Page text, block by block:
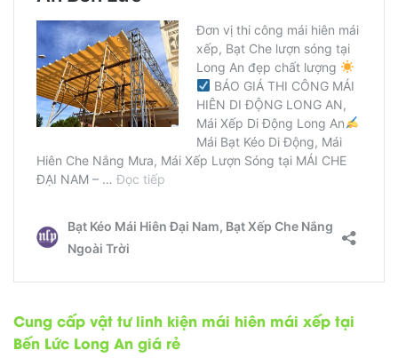
Cung cấp vật tư linh kiện mái hiên mái xếp tại
Bến Lức Long An giá rẻ